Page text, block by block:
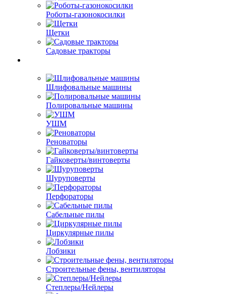
Роботы-газонокосилки
Щетки
Садовые тракторы
Шлифовальные машины
Полировальные машины
УШМ
Реноваторы
Гайковерты/винтоверты
Шуруповерты
Перфораторы
Сабельные пилы
Циркулярные пилы
Лобзики
Строительные фены, вентиляторы
Степлеры/Нейлеры